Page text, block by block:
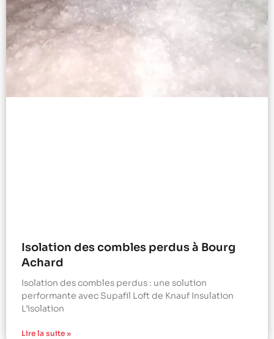
Isolation des combles perdus à Bourg
Achard
Isolation des combles perdus : une solution
performante avec Supafil Loft de Knauf Insulation
L’isolation
Lire la suite »